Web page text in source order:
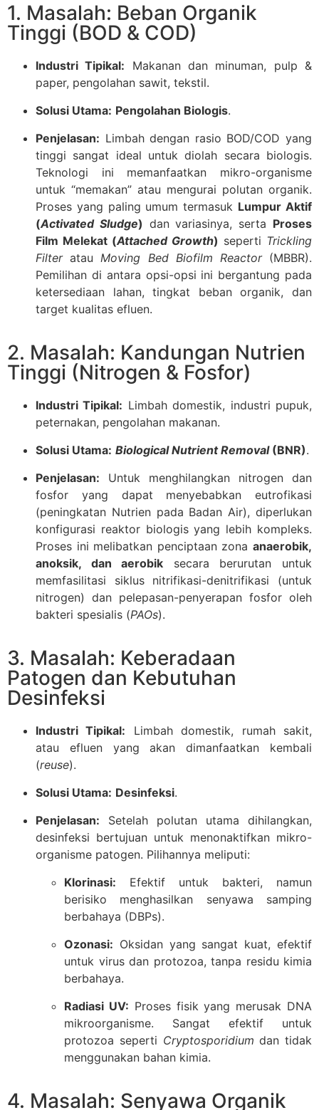
1. Masalah: Beban Organik
Tinggi (BOD & COD)
Industri Tipikal: Makanan dan minuman, pulp &
paper, pengolahan sawit, tekstil.
Solusi Utama: Pengolahan Biologis.
Penjelasan: Limbah dengan rasio BOD/COD yang
tinggi sangat ideal untuk diolah secara biologis.
Teknologi ini memanfaatkan mikro-organisme
untuk “memakan” atau mengurai polutan organik.
Proses yang paling umum termasuk Lumpur Aktif
(Activated Sludge) dan variasinya, serta Proses
Film Melekat (Attached Growth) seperti Trickling
FilteratauMoving Bed Biofilm Reactor(MBBR).
Pemilihan di antara opsi-opsi ini bergantung pada
ketersediaan lahan, tingkat beban organik, dan
target kualitas efluen.
2. Masalah: Kandungan Nutrien
Tinggi (Nitrogen & Fosfor)
Industri Tipikal: Limbah domestik, industri pupuk,
peternakan, pengolahan makanan.
Solusi Utama: Biological Nutrient Removal(BNR).
Penjelasan: Untuk menghilangkan nitrogen dan
fosfor yang dapat menyebabkan eutrofikasi
(peningkatan Nutrien pada Badan Air), diperlukan
konfigurasi reaktor biologis yang lebih kompleks.
Proses ini melibatkan penciptaan zona anaerobik,
anoksik, dan aerobik secara berurutan untuk
memfasilitasi siklus nitrifikasi-denitrifikasi (untuk
nitrogen) dan pelepasan-penyerapan fosfor oleh
bakteri spesialis (PAOs).
3. Masalah: Keberadaan
Patogen dan Kebutuhan
Desinfeksi
Industri Tipikal: Limbah domestik, rumah sakit,
atau efluen yang akan dimanfaatkan kembali
(reuse).
Solusi Utama: Desinfeksi.
Penjelasan: Setelah polutan utama dihilangkan,
desinfeksi bertujuan untuk menonaktifkan mikro-
organisme patogen. Pilihannya meliputi:
Klorinasi: Efektif untuk bakteri, namun
berisiko menghasilkan senyawa samping
berbahaya (DBPs).
Ozonasi: Oksidan yang sangat kuat, efektif
untuk virus dan protozoa, tanpa residu kimia
berbahaya.
Radiasi UV: Proses fisik yang merusak DNA
mikroorganisme. Sangat efektif untuk
protozoa seperti Cryptosporidium dan tidak
menggunakan bahan kimia.
4. Masalah: Senyawa Organik